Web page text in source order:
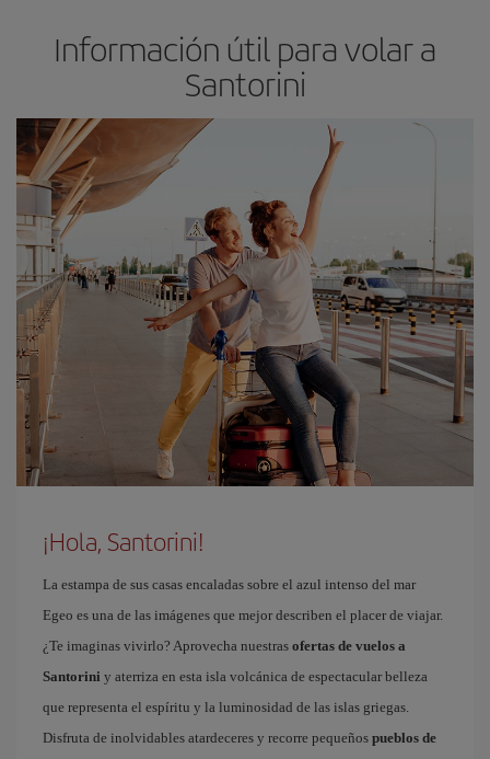
Información útil para volar a
Santorini
¡Hola, Santorini!
La estampa de sus casas encaladas sobre el azul intenso del mar
Egeo es una de las imágenes que mejor describen el placer de viajar.
¿Te imaginas vivirlo? Aprovecha nuestras ofertas de vuelos a
Santorini y aterriza en esta isla volcánica de espectacular belleza
que representa el espíritu y la luminosidad de las islas griegas.
Disfruta de inolvidables atardeceres y recorre pequeños pueblos de